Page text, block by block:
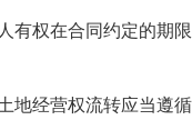
有权在合同约定的期
地经营权流转应当遵循